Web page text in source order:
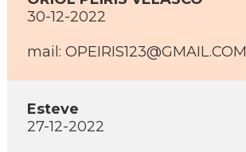
30-12-2022
mail: OPEIRIS123@GMAIL.COM
Esteve
27-12-2022